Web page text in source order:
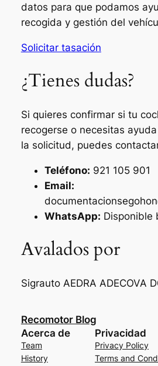
datos para que podamos
recogida y gestión del
Solicitar tasación
¿Tienes dudas?
Si quieres confirmar si tu
recogerse o necesitas
la solicitud, puedes
Teléfono: 921 105 901
Email:
WhatsApp: Disponible
Avalados por
Sigrauto AEDRA ADECOVA
Recomotor Blog
Acerca de
Team
History
Privacidad
Privacy Policy
Terms and